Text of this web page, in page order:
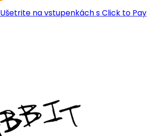
Ušetrite na vstupenkách s Click to Pay